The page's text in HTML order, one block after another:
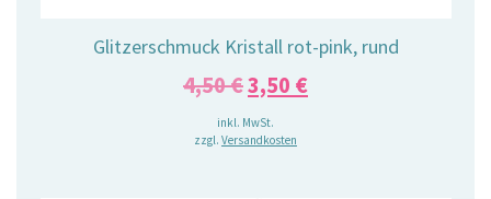
Glitzerschmuck Kristall rot-pink, rund
4,50€Ursprünglicher
Preis
war:
3,50 €Aktueller
inkl. MwSt.
zzgl. Versandkosten